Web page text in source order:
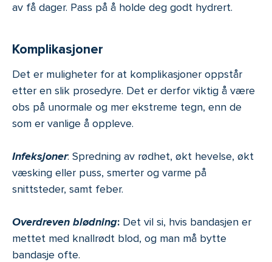
av få dager. Pass på å holde deg godt hydrert.
Komplikasjoner
Det er muligheter for at komplikasjoner oppstår
etter en slik prosedyre. Det er derfor viktig å være
obs på unormale og mer ekstreme tegn, enn de
som er vanlige å oppleve.
Infeksjoner: Spredning av rødhet, økt hevelse, økt
væsking eller puss, smerter og varme på
snittsteder, samt feber.
Overdreven blødning: Det vil si, hvis bandasjen er
mettet med knallrødt blod, og man må bytte
bandasje ofte.